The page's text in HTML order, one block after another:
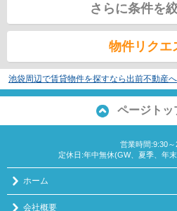
さらに条件を
物件リクエ
池袋周辺で賃貸物件を探すなら出前不動産へ
ページトッ
営業時間:9:30～
定休日:年中無休(GW、夏季、年
ホーム
会社概要